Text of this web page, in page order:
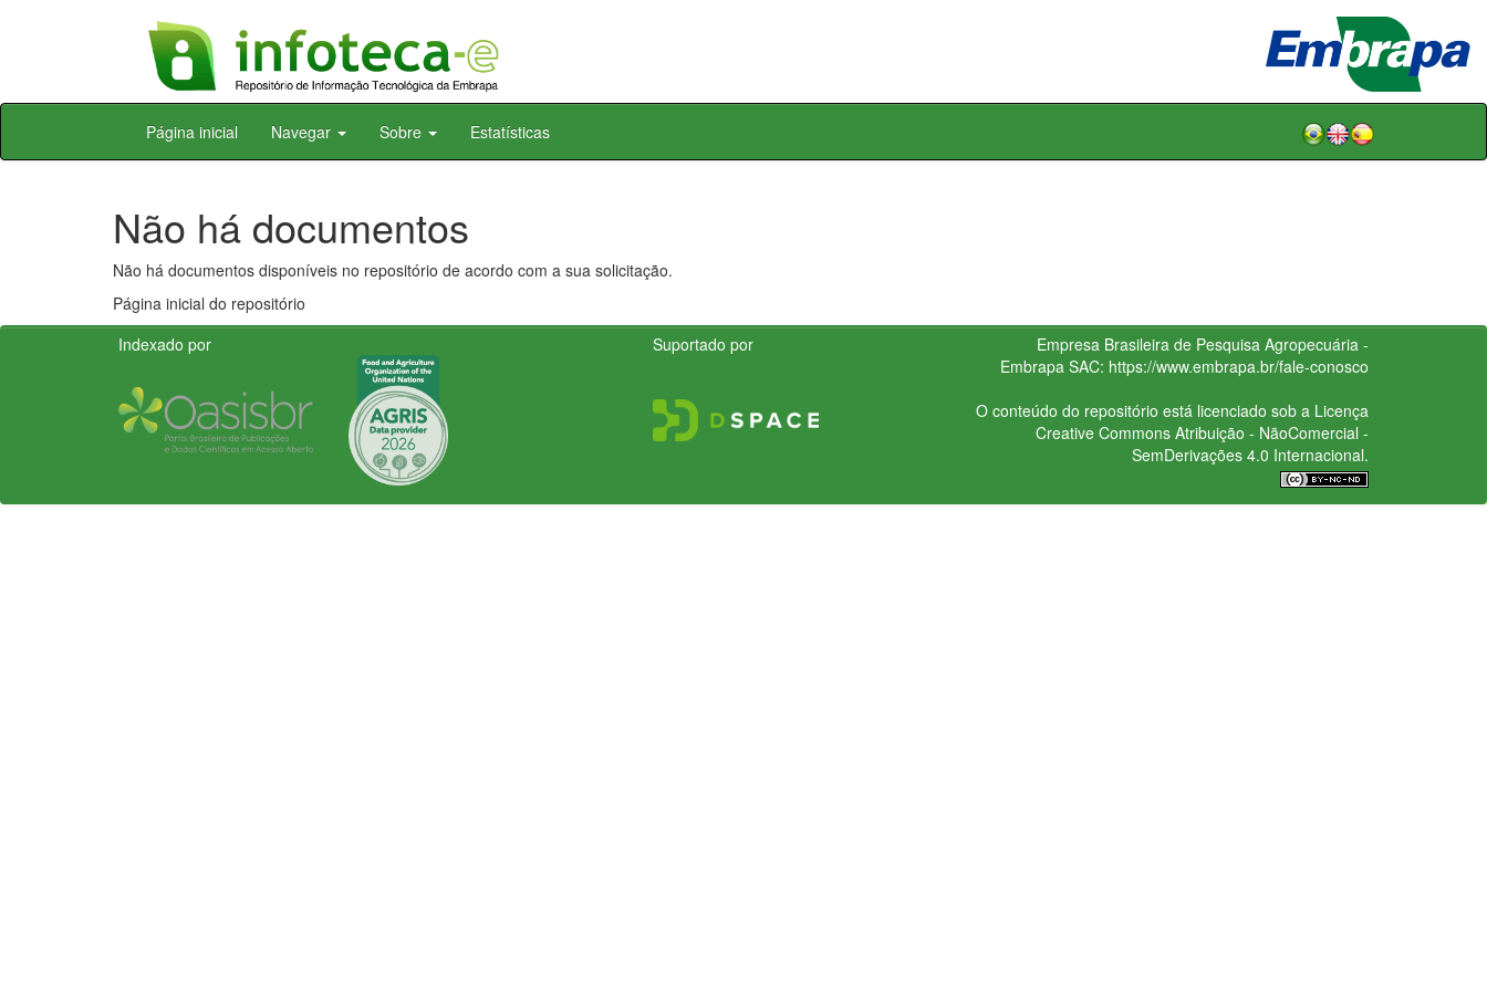
Skip
Página inicial Navegar Sobre Estatísticas
Não há documentos
Não há documentos disponíveis no repositório de acordo com a sua solicitação.
Página inicial do repositório
Indexado por
Suportado por
Empresa Brasileira de Pesquisa Agropecuária -
Embrapa SAC: https://www.embrapa.br/fale-conosco
O conteúdo do repositório está licenciado sob a Licença
Creative CommonsAtribuição - NãoComercial -
SemDerivações 4.0 Internacional.